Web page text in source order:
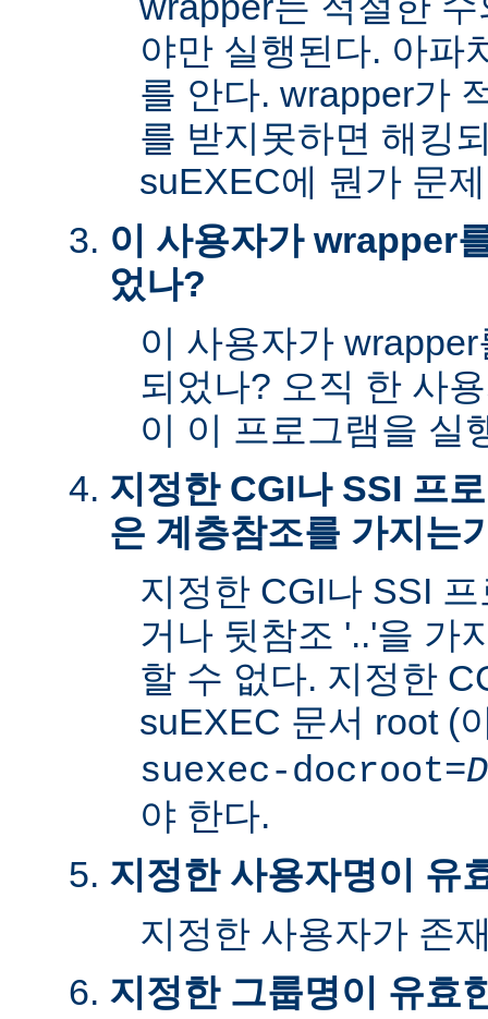
야만 실행된다. 아파
를 안다. wrapper가
를 받지못하면 해킹
suEXEC에 뭔가 문
이 사용자가 wrapper
었나?
이 사용자가
되었나? 오직 한 사
이 이 프로그램을 실
지정한 CGI나 SSI 프
은 계층참조를 가지는
지정한 CGI나 SSI
거나 뒷참조 '..'을 가
할 수 없다. 지정한
suEXEC 문서 root (
suexec-docroot=
야 한다.
지정한 사용자명이 유
지정한 사용자가 존
지정한 그룹명이 유효